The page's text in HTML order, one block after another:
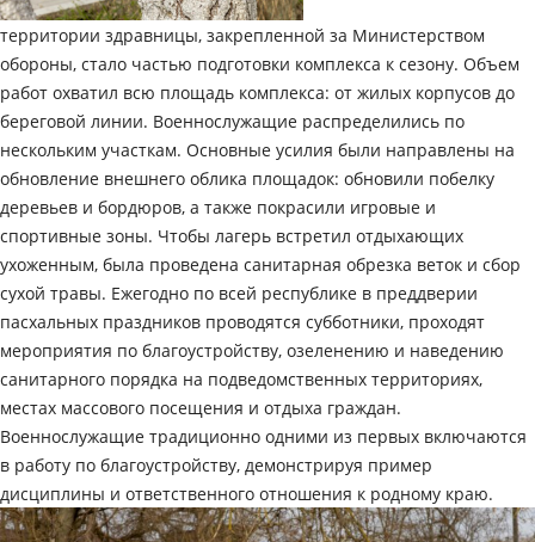
территории здравницы, закрепленной за Министерством
обороны, стало частью подготовки комплекса к сезону. Объем
работ охватил всю площадь комплекса: от жилых корпусов до
береговой линии. Военнослужащие распределились по
нескольким участкам. Основные усилия были направлены на
обновление внешнего облика площадок: обновили побелку
деревьев и бордюров, а также покрасили игровые и
спортивные зоны. Чтобы лагерь встретил отдыхающих
ухоженным, была проведена санитарная обрезка веток и сбор
сухой травы. Ежегодно по всей республике в преддверии
пасхальных праздников проводятся субботники, проходят
мероприятия по благоустройству, озеленению и наведению
санитарного порядка на подведомственных территориях,
местах массового посещения и отдыха граждан.
Военнослужащие традиционно одними из первых включаются
в работу по благоустройству, демонстрируя пример
дисциплины и ответственного отношения к родному краю.